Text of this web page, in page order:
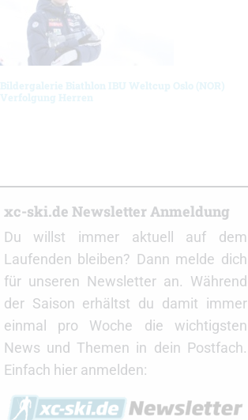
Bildergalerie Biathlon IBU Weltcup Oslo (NOR)
Verfolgung Herren
xc-ski.de Newsletter Anmeldung
Du willst immer aktuell auf dem
Laufenden bleiben? Dann melde dich
für unseren Newsletter an. Während
der Saison erhältst du damit immer
einmal pro Woche die wichtigsten
News und Themen in dein Postfach.
Einfach hier anmelden: